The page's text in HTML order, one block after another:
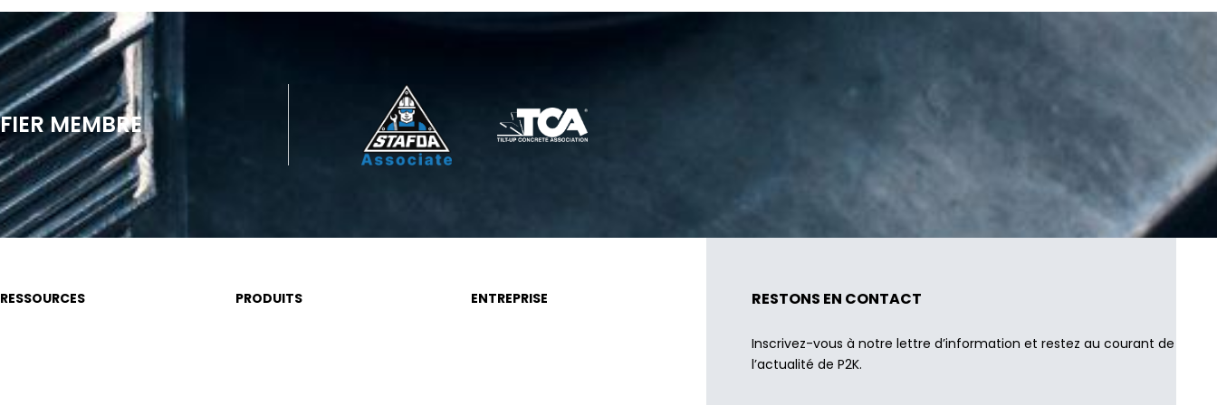
FIER MEMBRE
RESSOURCES PRODUITS ENTREPRISE RESTONS EN CONTACT
Inscrivez-vous à notre lettre d’information et restez au courant de
l’actualité de P2K.